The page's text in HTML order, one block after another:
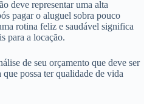
deve representar uma alta
pagar o aluguel sobra pouco
rotina feliz e saudável significa
para a locação.
de seu orçamento que deve ser
possa ter qualidade de vida